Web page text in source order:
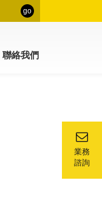
go
聯絡我們
業務
諮詢